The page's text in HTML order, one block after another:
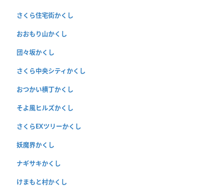
さくら住宅街かくし
おおもり山かくし
団々坂かくし
さくら中央シティかくし
おつかい横丁かくし
そよ風ヒルズかくし
さくらEXツリーかくし
妖魔界かくし
ナギサキかくし
けまもと村かくし